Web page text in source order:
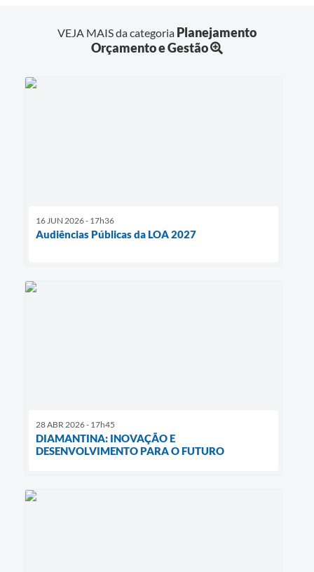
VEJA MAIS da categoria Planejamento
Orçamento e Gestão
16 JUN 2026 - 17h36
Audiências Públicas da LOA 2027
28 ABR 2026 - 17h45
DIAMANTINA: INOVAÇÃO E
DESENVOLVIMENTO PARA O FUTURO